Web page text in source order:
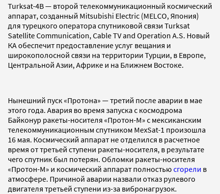
Turksat-4B — второй телекоммуникационный космический
аппарат, созданный Mitsubishi Electric (MELCO, Япония)
для турецкого оператора спутниковой связи Turksat
Satellite Communication, Cable TV and Operation A.S. Новый
КА обеспечит предоставление услуг вещания и
широкополосной связи на территории Турции, в Европе,
Центральной Азии, Африке и на Ближнем Востоке.
Нынешний пуск «Протона» — третий после аварии в мае
этого года. Авария во время запуска с космодрома
Байконур ракеты-носителя «Протон-М» с мексиканским
телекоммуникационным спутником MexSat-1 произошла
16 мая. Космический аппарат не отделился в расчетное
время от третьей ступени ракеты-носителя, в результате
чего спутник был потерян. Обломки ракеты-носителя
«Протон-М» и космический аппарат полностью сгорели в
атмосфере. Причиной аварии назвали отказ рулевого
двигателя третьей ступени из-за вибронагрузок.